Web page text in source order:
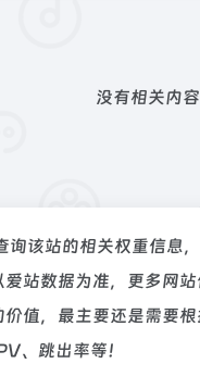
没有相关内
该站的相关权重信息
站数据为准，更多网
值，最主要还是需要
、跳出率等！